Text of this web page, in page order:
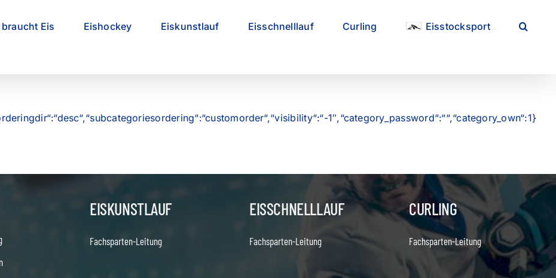
Eis Eishockey Eiskunstlauf Eisschnelllauf Curling Eisstocksport
1″,“category_password“:““,“category_own“:1}
EISKUNSTLAUF
Fachsparten-Leitung
EISSCHNELLLAUF
Fachsparten-Leitung
CURLING
Fachsparten-Leitung